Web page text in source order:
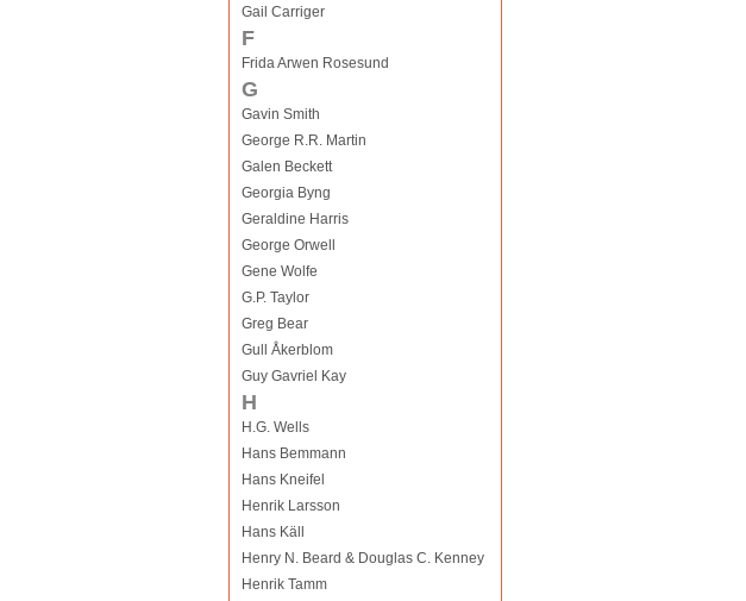
Gail Carriger
F
Frida Arwen Rosesund
G
Gavin Smith
George R.R. Martin
Galen Beckett
Georgia Byng
Geraldine Harris
George Orwell
Gene Wolfe
G.P. Taylor
Greg Bear
Gull Åkerblom
Guy Gavriel Kay
H
H.G. Wells
Hans Bemmann
Hans Kneifel
Henrik Larsson
Hans Käll
Henry N. Beard & Douglas C. Kenney
Henrik Tamm